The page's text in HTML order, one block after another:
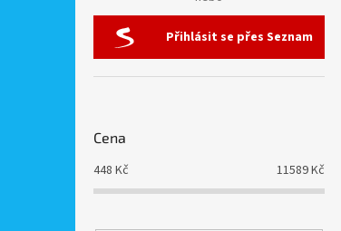
Přihlásit se přes Seznam
Cena
448 Kč 11589Kč